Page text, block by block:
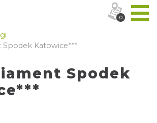
Katowice***
Spodek
0